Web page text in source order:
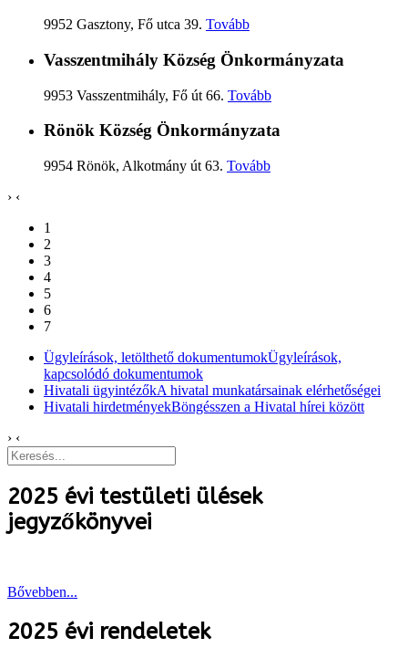
9952 Gasztony, Fő utca 39. Tovább
Vasszentmihály Község Önkormányzata
9953 Vasszentmihály, Fő út 66. Tovább
Rönök Község Önkormányzata
9954 Rönök, Alkotmány út 63. Tovább
› ‹
1
2
3
4
5
6
7
Ügyleírások, letölthető dokumentumokÜgyleírások,
kapcsolódó dokumentumok
Hivatali ügyintézőkA hivatal munkatársainak elérhetőségei
Hivatali hirdetményekBöngésszen a Hivatal hírei között
› ‹
2025 évi testületi ülések
jegyzőkönyvei
Bővebben...
2025 évi rendeletek